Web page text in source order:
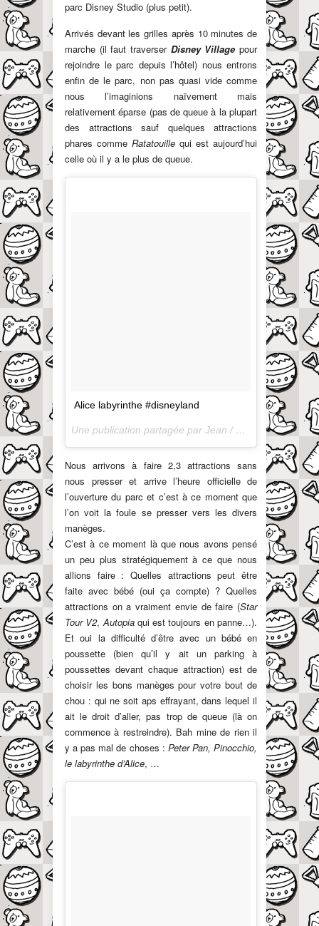
parc Disney Studio (plus petit).
Arrivés devant les grilles après 10 minutes de
marche (il faut traverser Disney Villagepour
rejoindre le parc depuis l’hôtel) nous entrons
enfin de le parc, non pas quasi vide comme
nous l’imaginions naïvement mais
relativement éparse (pas de queue à la plupart
des attractions sauf quelques attractions
phares comme Ratatouille qui est aujourd’hui
celle où il y a le plus de queue.
Alice labyrinthe #disneyland
Une publication partagée par Jean / QuandOnEstPapa (@jayergoodtime) le
Nous arrivons à faire 2,3 attractions sans
nous presser et arrive l’heure officielle de
l’ouverture du parc et c’est à ce moment que
l’on voit la foule se presser vers les divers
manèges.
C’est à ce moment là que nous avons pensé
un peu plus stratégiquement à ce que nous
allions faire : Quelles attractions peut être
faite avec bébé (oui ça compte) ? Quelles
attractions on a vraiment envie de faire (Star
Tour V2,Autopiaqui est toujours en panne…).
Et oui la difficulté d’être avec un bébé en
poussette (bien qu’il y ait un parking à
poussettes devant chaque attraction) est de
choisir les bons manèges pour votre bout de
chou : qui ne soit aps effrayant, dans lequel il
ait le droit d’aller, pas trop de queue (là on
commence à restreindre). Bah mine de rien il
y a pas mal de choses : Peter Pan, Pinocchio,
le labyrinthe d’Alice, …